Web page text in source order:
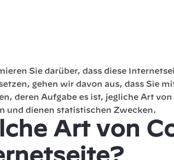
von
Sie darüber, dass diese
gehen wir davon aus, dass Sie
deren Aufgabe es ist, jegliche Art
und dienen statistischen Zwecken.
Art von